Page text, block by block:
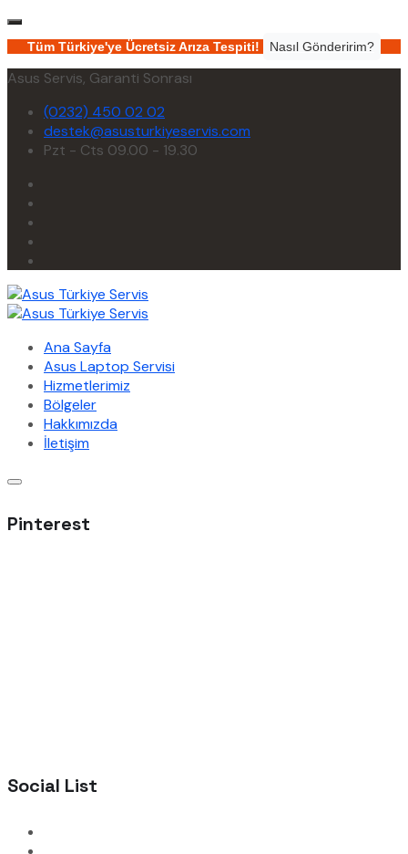
Tüm Türkiye'ye Ücretsiz Arıza Tespiti! Nasıl Gönderirim?
Asus Servis, Garanti Sonrası
(0232) 450 02 02
destek@asusturkiyeservis.com
Pzt - Cts 09.00 - 19.30
Ana Sayfa
Asus Laptop Servisi
Hizmetlerimiz
Bölgeler
Hakkımızda
İletişim
Pinterest
Social List